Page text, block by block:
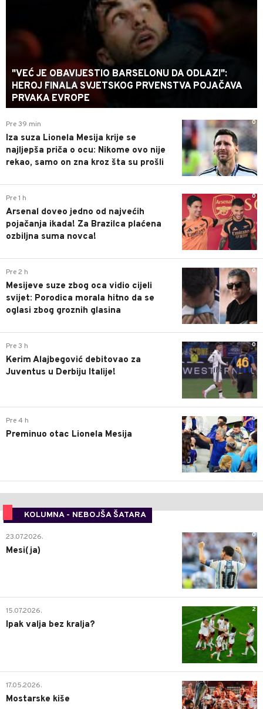
"VEĆ JE OBAVIJESTIO BARSELONU DA ODLAZI":
HEROJ FINALA SVJETSKOG PRVENSTVA POJAČAVA
PRVAKA EVROPE
0
Pre 39 min
Iza suza Lionela Mesija krije se
najljepša priča o ocu: Nikome ovo nije
rekao, samo on zna kroz šta su prošli
0
Pre 1 h
Arsenal doveo jedno od najvećih
pojačanja ikada! Za Brazilca plaćena
ozbiljna suma novca!
0
Pre 2 h
Mesijeve suze zbog oca vidio cijeli
svijet: Porodica morala hitno da se
oglasi zbog groznih glasina
0
Pre 3 h
Kerim Alajbegović debitovao za
Juventus u Derbiju Italije!
0
Pre 4 h
Preminuo otac Lionela Mesija
KOLUMNA - NEBOJŠA ŠATARA
0
23.07.2026.
Mesi(ja)
2
15.07.2026.
Ipak valja bez kralja?
0
17.05.2026.
Mostarske kiše